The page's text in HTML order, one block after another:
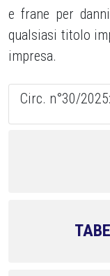
e frane per
qualsiasi titolo
impresa.
Circ. n°30/